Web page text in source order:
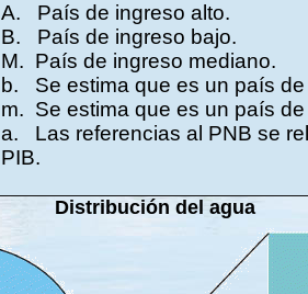
A. País de ingreso alto.
B. País de ingreso bajo.
M. País de ingreso mediano.
b. Se estima que es un país
m. Se estima que es un país
a. Las referencias al PNB se
PIB.
Distribución del agua